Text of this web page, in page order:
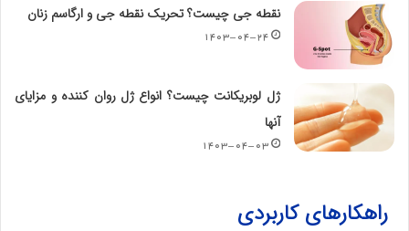
نقطه جی چیست؟ تحریک نقطه جی و ارگاسم زنان
۱۴۰۳-۰۴-۲۴
ژل لوبریکانت چیست؟ انواع ژل روان کننده و مزایای
آنها
۱۴۰۳-۰۴-۰۳
راهکارهای کاربردی